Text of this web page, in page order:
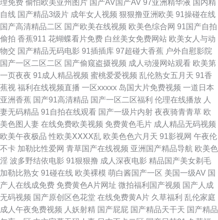
成人社区在线 午夜福利AV影片 97人人操人人爽 老湿机成人网站 伊人成人在
线视频 91在线观看资源 久草视频国产精品 天堂影音AV无码 97午夜在线 丁
香五月花福利 含羞草av在线 蜜桃91在线 91成人在线视频 99re超碰 大香蕉
在线久久 国产日韩成人 久草首页国产 欧美经品h片 日日操B 成人av伊人网
国产三级素人 黄色链接在线观看 欧美日韩中国综合 91婷婷涩涩 俺来也最新
网址 福利1区 久草婷婷 美女AA片 欧美性爱精品一区 日韩天美成人 午夜激情
影院a 91巨炮网站 白浆喷水逼特写 国产精品免费熟女 麻豆ddys 色综合电影
伊人成人社区 91破处在线观看 A片人妖 福利视频午夜剧场 玖玖玖玖精品 日
本浮力影院 午夜香蕉剧场 91永久 超碰成人av 国产色色网 狼友视频首页入口
理免费 偷怕欧美亚州图片 国产AV国产AV 97亚洲精华液 国内精
自线 国产精品3级片 成年女人视频 狠狠撸亚洲欧美 91操碰在线
国产高清精品二区 国产欧美在线视频 欧美色综合网 91国产自拍
偷拍 香蕉911 花蝴蝶看片免费 白丝美女免费网站 欧美女人与动
物交 国产精品无码电影 91插插库 97超碰大香蕉 户外自慰影院
国产一区二区二区 国产偷窥盗摄视频 成人动漫网站观看 欧美第
一页夜夜 91成人精品视频 蜜桃爱爱视频 乱伦熟女五月天 91香
蕉视 福利在线视频直播 一区xxxxx 岛国大片免费视频 一道日本
亚洲香蕉 国产91高清精品 国产一区二区福利 伦理在线播放 人
妻无码精品 91自拍在线观看 国产一级片内射 夜夜骑青青草 欧
美色图人妻 在线免费欧美视频 免费黄色毛片 成人精品无码视频
欧美午夜极品 性欧美ⅩⅩⅩⅩ乱 欧美色色六月天 91影视网 午夜伦
不卡 加勒比性爱网 青草国产在线视频 亚洲国产精品导航 欧美色
淫 波多野结依电影 91狠狠撸 成人深夜电影 精品国产美女剃毛
加勒比熟女 91碰在线 欧美裸模 萌白酱国产一区 美国一级AV 国
产人在线成免费 免费黄色A片网址 微拍福利国产视频 国产人成
无码视频 国产原创区色花堂 在线免费黄A片 久草福利 乱伦家庭
成人午夜免费视频 人妖射精 国产屁屁 国产精品天干天 国产精品